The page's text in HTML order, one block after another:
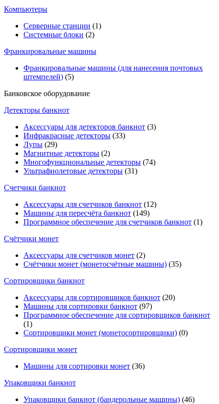
Компьютеры
Серверные станции (1)
Системные блоки (2)
Франкировальные машины
Франкировальные машины (для нанесения почтовых
штемпелей) (5)
Банковское оборудование
Детекторы банкнот
Аксессуары для детекторов банкнот (3)
Инфракрасные детекторы (33)
Лупы (29)
Магнитные детекторы (2)
Многофункциональные детекторы (74)
Ультрафиолетовые детекторы (31)
Счетчики банкнот
Аксессуары для счетчиков банкнот (12)
Машины для пересчёта банкнот (149)
Программное обеспечение для счетчиков банкнот (1)
Счётчики монет
Аксессуары для счетчиков монет (2)
Счётчики монет (монетосчётные машины) (35)
Cортировщики банкнот
Аксессуары для сортировщиков банкнот (20)
Машины для сортировки банкнот (97)
Программное обеспечение для сортировщиков банкнот
(1)
Сортировщики монет (монетосортировщики) (0)
Сортировщики монет
Машины для сортировки монет (36)
Упаковщики банкнот
Упаковщики банкнот (бандерольные машины) (46)